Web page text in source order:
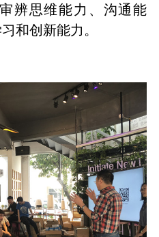
辨思维能力、沟通能
和创新能力。